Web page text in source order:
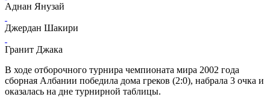
Аднан Янузай
Джердан Шакири
Гранит Джака
В ходе отборочного турнира чемпионата мира 2002 года
сборная Албании победила дома греков (2:0), набрала 3 очка и
оказалась на дне турнирной таблицы.